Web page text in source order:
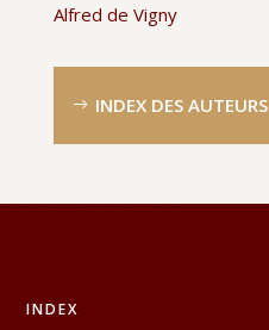
Alfred de Vigny
INDEX DES AUTEURS
INDEX